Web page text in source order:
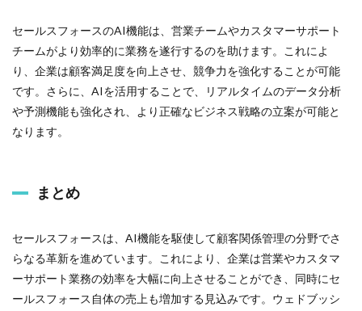
セールスフォースのAI機能は、営業チームやカスタマーサポート
チームがより効率的に業務を遂行するのを助けます。これによ
り、企業は顧客満足度を向上させ、競争力を強化することが可能
です。さらに、AIを活用することで、リアルタイムのデータ分析
や予測機能も強化され、より正確なビジネス戦略の立案が可能と
なります。
まとめ
セールスフォースは、AI機能を駆使して顧客関係管理の分野でさ
らなる革新を進めています。これにより、企業は営業やカスタマ
ーサポート業務の効率を大幅に向上させることができ、同時にセ
ールスフォース自体の売上も増加する見込みです。ウェドブッシ